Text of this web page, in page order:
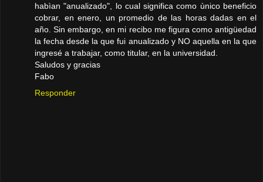
habìan "anualizado", lo cual significa como ùnico beneficio
cobrar, en enero, un promedio de las horas dadas en el
año. Sin embargo, en mi recibo me figura como antigüedad
la fecha desde la que fui anualizado y NO aquella en la que
ingresé a trabajar, como titular, en la universidad.
Saludos y gracias
Fabo
Responder